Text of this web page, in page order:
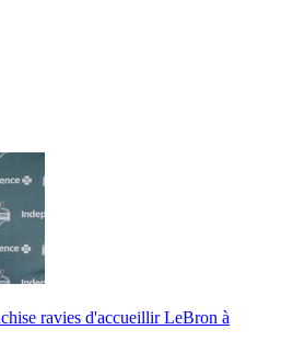
ravies d'accueillir LeBron à